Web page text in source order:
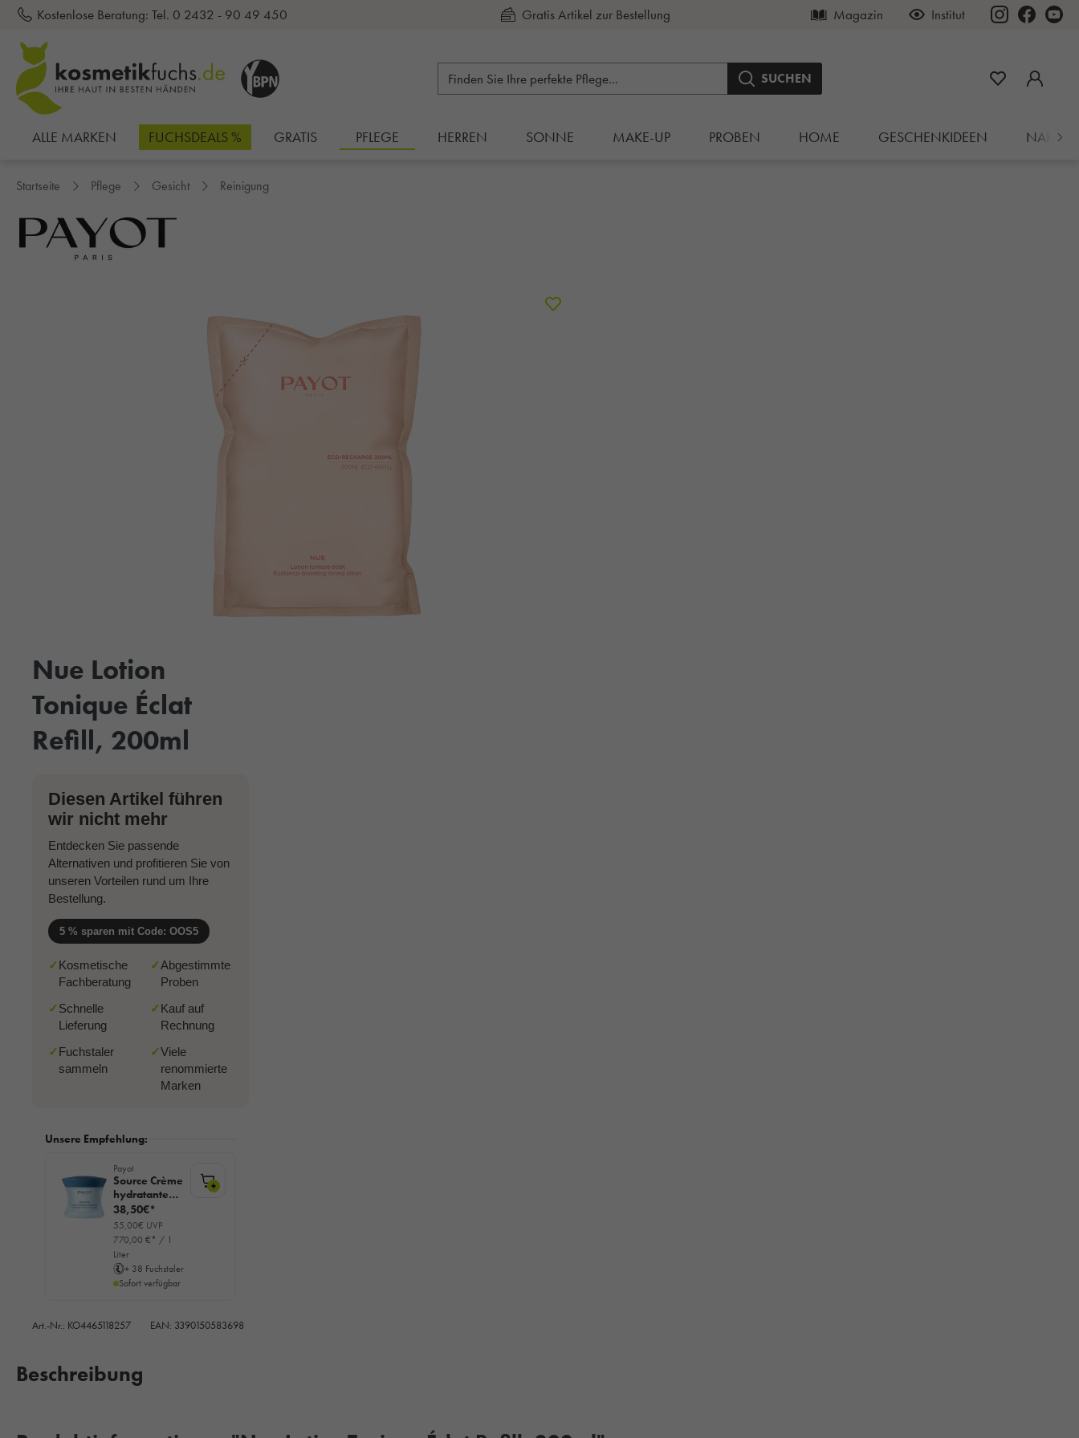
springen
Kostenlose Beratung: Tel. 0 2432 - 90 49 450 Kauf auf Rechnung Magazin Institut
SUCHEN
ALLE MARKEN FUCHSDEALS % GRATIS PFLEGE HERREN SONNE MAKE-UP PROBEN HOME GESCHENKIDEEN
Startseite Pflege Gesicht Reinigung
Nue Lotion
Tonique Éclat
Refill, 200ml
Diesen Artikel führen
wir nicht mehr
Entdecken Sie passende
Alternativen und profitieren Sie von
unseren Vorteilen rund um Ihre
Bestellung.
5 % sparen mit Code: OOS5
✓Kosmetische
Fachberatung
✓Abgestimmte
Proben
✓Schnelle
Lieferung
✓Kauf auf
Rechnung
✓Fuchstaler
sammeln
✓Viele
renommierte
Marken
Unsere Empfehlung:
Payot
Source Crème
hydratante
adaptogene,
50ml
38,50€*
55,00€ UVP
770,00 €* / 1
Liter
+ 38 Fuchstaler
Sofort verfügbar
+
Art.-Nr.: KO4465118257 EAN: 3390150583698
Beschreibung